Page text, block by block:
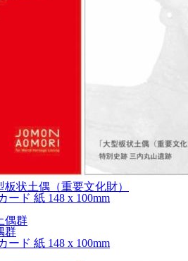
状土偶（重要文化財）
ード 紙 148 x 100mm
群
ード 紙 148 x 100mm